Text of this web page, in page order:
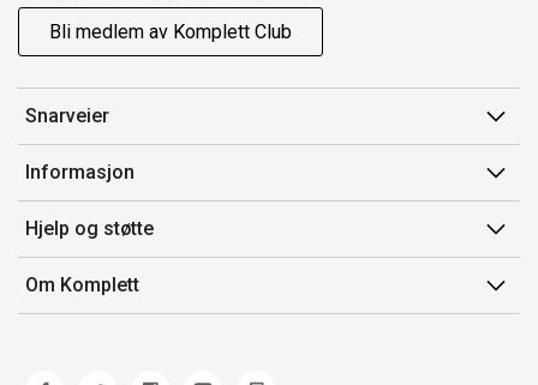
Bli medlem av Komplett Club
Snarveier
Min side
Ordreoversikt
Flex
Komplett Club
Informasjon
Salgsbetingelser
Medlemsvilkår for Komplett Club
Merker/produsent
Hjelp og støtte
Kontakt oss
Kundeservice
Om Komplett